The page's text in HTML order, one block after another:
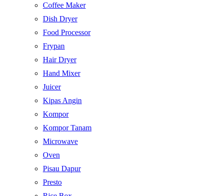
Coffee Maker
Dish Dryer
Food Processor
Frypan
Hair Dryer
Hand Mixer
Juicer
Kipas Angin
Kompor
Kompor Tanam
Microwave
Oven
Pisau Dapur
Presto